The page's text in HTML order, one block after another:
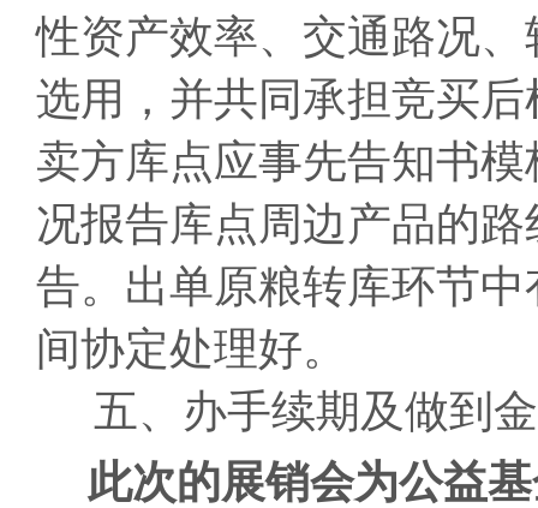
性资产效率、交通路况
选用，并共同承担竞买
卖方库点应事先告知书
况报告库点周边产品的
告。出单原粮转库环节
间协定处理好。
五、办手续期及做到金
此次的展销会为公益